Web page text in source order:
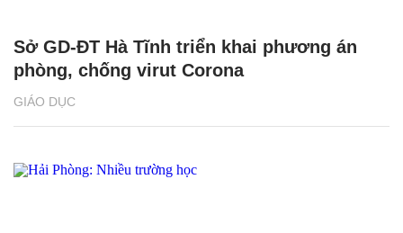
GIÁO DỤC
Sở GD-ĐT Hà Tĩnh triển khai phương án
phòng, chống virut Corona